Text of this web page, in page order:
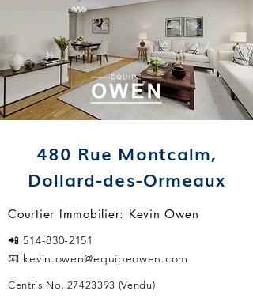
480 Rue Montcalm,
Dollard-des-Ormeaux
Courtier Immobilier: Kevin Owen
📲514-830-2151
📧 kevin.owen@equipeowen.com
Centris No. 27423393 (Vendu)